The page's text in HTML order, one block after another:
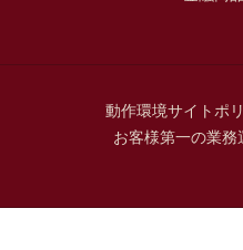
動作環境サイトポ
お客様第一の業